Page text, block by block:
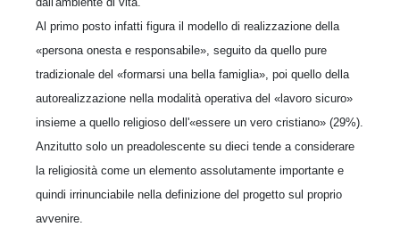
Al primo posto infatti figura il modello di realizzazione della
«persona onesta e responsabile», seguito da quello pure
tradizionale del «formarsi una bella famiglia», poi quello della
autorealizzazione nella modalità operativa del «lavoro sicuro»
insieme a quello religioso dell'«essere un vero cristiano» (29%).
Anzitutto solo un preadolescente su dieci tende a considerare
la religiosità come un elemento assolutamente importante e
quindi irrinunciabile nella definizione del progetto sul proprio
avvenire.